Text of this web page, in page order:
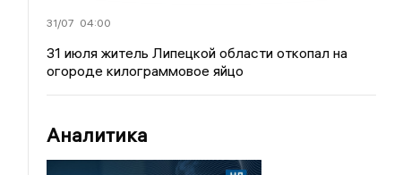
31/07 04:00
31 июля житель Липецкой области откопал на
огороде килограммовое яйцо
Аналитика